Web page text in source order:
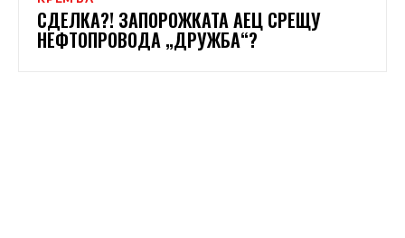
СДЕЛКА?! ЗАПОРОЖКАТА АЕЦ СРЕЩУ
НЕФТОПРОВОДА „ДРУЖБА“?